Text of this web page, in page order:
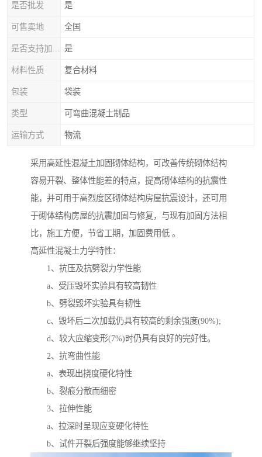
是否批发 是
可售卖地 全国
是
材料性质 复合材料
包装 袋装
类型 可弯曲混凝土制品
运输方式 物流
采用高延性混凝土加固砌体结构，可改善传统砌体结构
容易开裂、整体性能差的特点，提高砌体结构的抗震性
能，并可用于高烈度区砌体结构房屋抗震设计，还可用
于砌体结构房屋的抗震加固与修复，与现有加固方法相
比，施工方便，节省工期，加固费用低 。
高延性混凝土力学特性：
1、抗压及抗劈裂力学性能
a、受压毁坏实验具有较高韧性
b、劈裂毁坏实验具有韧性
c、毁坏后二次加载仍具有较高的剩余强度(90%);
d、较大应缩变形(7%)时仍具有良好的完好性。
2、抗弯曲性能
a、表现出挠度硬化特性
b、裂痕分散而细密
3、拉伸性能
a、拉深时呈现应变硬化特性
b、试件开裂后强度能够继续坚持